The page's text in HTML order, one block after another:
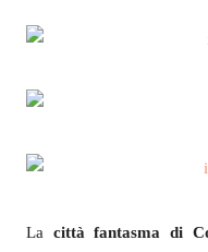
La città fantasma di